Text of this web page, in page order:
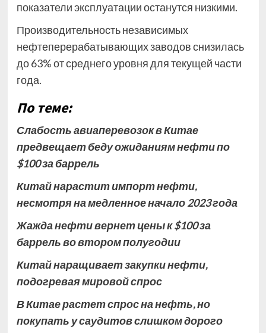
показатели эксплуатации останутся низкими.
Производительность независимых
нефтеперерабатывающих заводов снизилась
до 63% от среднего уровня для текущей части
года.
По теме:
Слабость авиаперевозок в Китае
предвещает беду ожиданиям нефти по
$100 за баррель
Китай нарастит импорт нефти,
несмотря на медленное начало 2023 года
Жажда нефти вернет цены к $100 за
баррель во втором полугодии
Китай наращивает закупки нефти,
подогревая мировой спрос
В Китае растет спрос на нефть, но
покупать у саудитов слишком дорого